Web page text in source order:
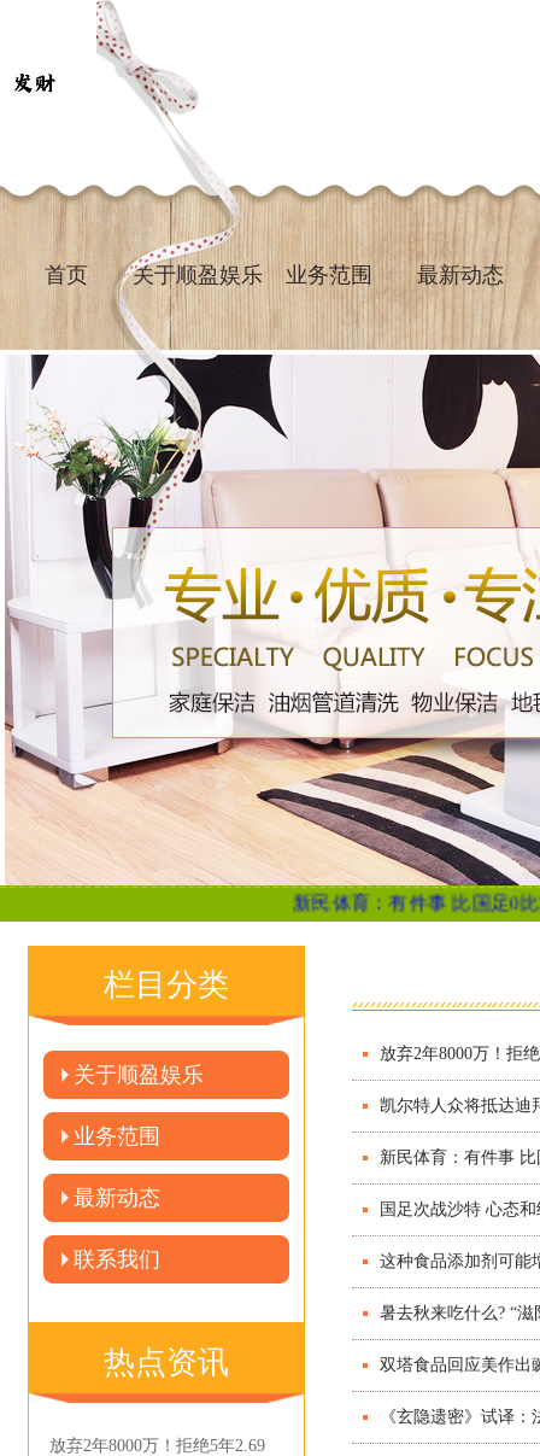
首页 关于顺盈娱乐 业务范围 最新动态
新民体育：有件事 比国足0比7大
栏目分类
关于顺盈娱乐
业务范围
最新动态
联系我们
热点资讯
放弃2年8000万！拒绝5年2.69
放弃2年8000万！拒
凯尔特人众将抵达迪
新民体育：有件事
国足次战沙特 心态
这种食品添加剂可能
暑去秋来吃什么? “滋
双塔食品回应美作出
《玄隐遗密》试译：